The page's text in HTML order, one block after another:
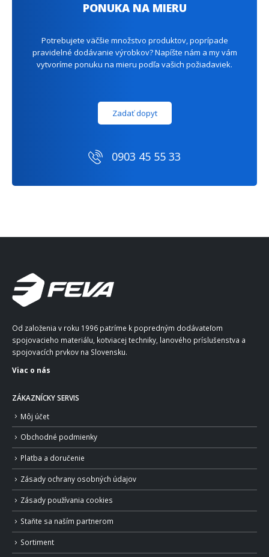
PONUKA NA MIERU
Potrebujete väčšie množstvo produktov, poprípade
pravidelné dodávanie výrobkov? Napíšte nám a my vám
vytvoríme ponuku na mieru podľa vašich požiadaviek.
Zadať dopyt
0903 45 55 33
Od založenia v roku 1996 patríme k popredným dodávateľom
spojovacieho materiálu, kotviacej techniky, lanového príslušenstva a
spojovacích prvkov na Slovensku.
Viac o nás
ZÁKAZNÍCKY SERVIS
Môj účet
Obchodné podmienky
Platba a doručenie
Zásady ochrany osobných údajov
Zásady používania cookies
Staňte sa naším partnerom
Sortiment